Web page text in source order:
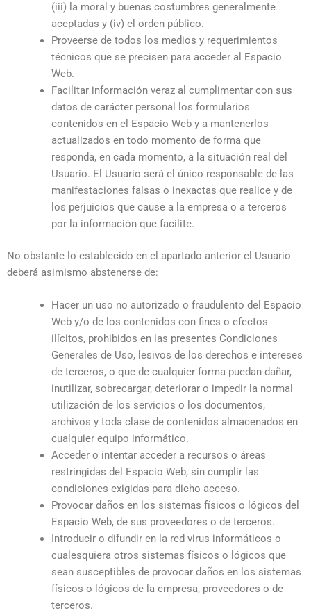
(iii) la moral y buenas costumbres generalmente
aceptadas y (iv) el orden público.
Proveerse de todos los medios y requerimientos
técnicos que se precisen para acceder al Espacio
Web.
Facilitar información veraz al cumplimentar con sus
datos de carácter personal los formularios
contenidos en el Espacio Web y a mantenerlos
actualizados en todo momento de forma que
responda, en cada momento, a la situación real del
Usuario. El Usuario será el único responsable de las
manifestaciones falsas o inexactas que realice y de
los perjuicios que cause a la empresa o a terceros
por la información que facilite.
No obstante lo establecido en el apartado anterior el Usuario
deberá asimismo abstenerse de:
Hacer un uso no autorizado o fraudulento del Espacio
Web y/o de los contenidos con fines o efectos
ilícitos, prohibidos en las presentes Condiciones
Generales de Uso, lesivos de los derechos e intereses
de terceros, o que de cualquier forma puedan dañar,
inutilizar, sobrecargar, deteriorar o impedir la normal
utilización de los servicios o los documentos,
archivos y toda clase de contenidos almacenados en
cualquier equipo informático.
Acceder o intentar acceder a recursos o áreas
restringidas del Espacio Web, sin cumplir las
condiciones exigidas para dicho acceso.
Provocar daños en los sistemas físicos o lógicos del
Espacio Web, de sus proveedores o de terceros.
Introducir o difundir en la red virus informáticos o
cualesquiera otros sistemas físicos o lógicos que
sean susceptibles de provocar daños en los sistemas
físicos o lógicos de la empresa, proveedores o de
terceros.